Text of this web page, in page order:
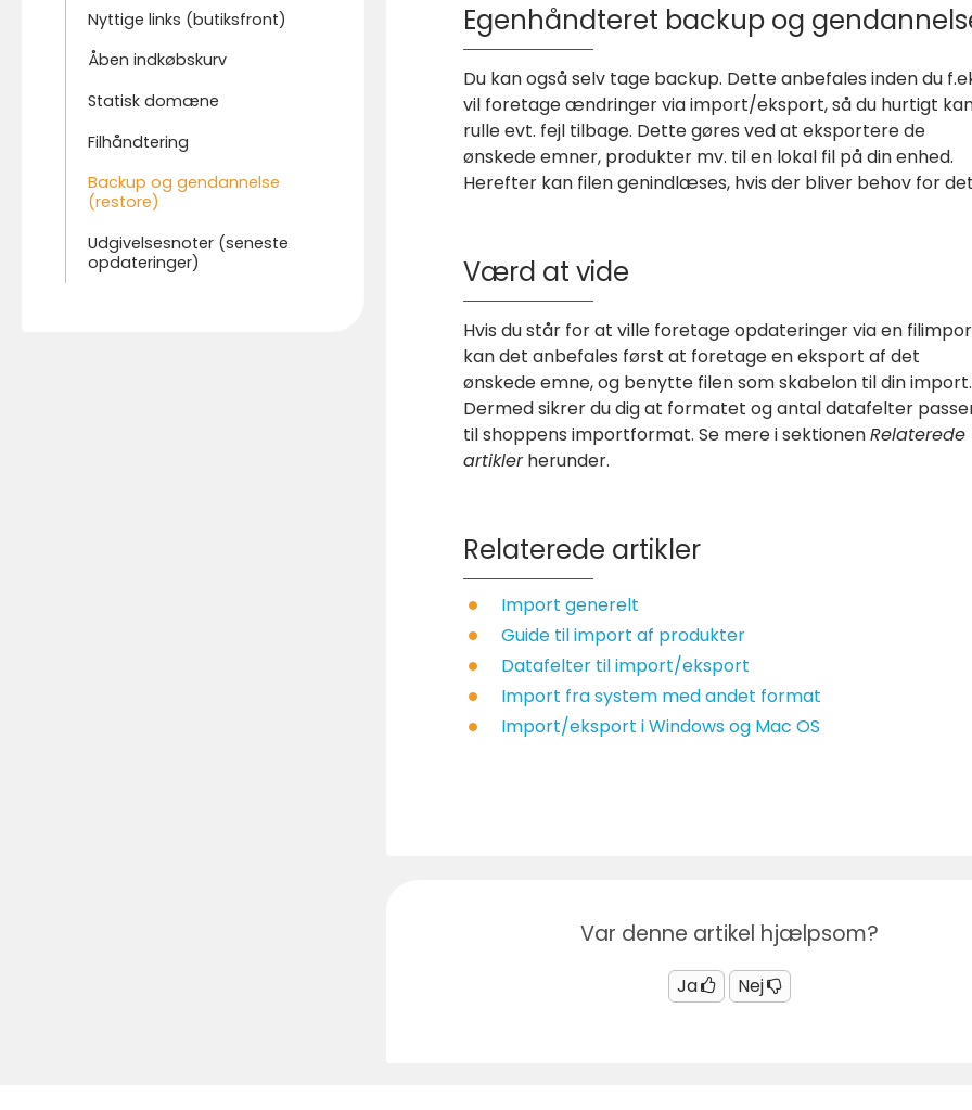
Nyttige links (butiksfront)
Åben indkøbskurv
Statisk domæne
Filhåndtering
Backup og gendannelse
(restore)
Udgivelsesnoter (seneste
opdateringer)
Egenhåndteret backup og
Du kan også selv tage backup. Dette anbefales inden du
vil foretage ændringer via import/eksport, så du hurtigt
rulle evt. fejl tilbage. Dette gøres ved at eksportere de
ønskede emner, produkter mv. til en lokal fil på din enhed.
Herefter kan filen genindlæses, hvis der bliver behov for
Værd at vide
Hvis du står for at ville foretage opdateringer via en
kan det anbefales først at foretage en eksport af det
ønskede emne, og benytte filen som skabelon til din import.
Dermed sikrer du dig at formatet og antal datafelter
til shoppens importformat. Se mere i sektionenRelaterede
artiklerherunder.
Relaterede artikler
Import generelt
Guide til import af produkter
Datafelter til import/eksport
Import fra system med andet format
Import/eksport i Windows og Mac OS
Var denne artikel hjælpsom?
Ja Nej